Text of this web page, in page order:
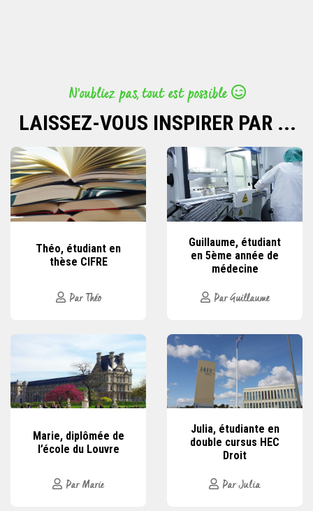
N’oubliez pas, tout est possible
LAISSEZ-VOUS INSPIRER PAR ...
Théo, étudiant en
thèse CIFRE
Par Théo
Guillaume, étudiant
en 5ème année de
médecine
Par Guillaume
Marie, diplômée de
l’école du Louvre
Par Marie
Julia, étudiante en
double cursus HEC
Droit
Par Julia